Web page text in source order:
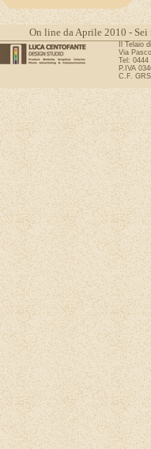
On line da Aprile 2010 -
Il Telaio
Via
Tel: 0444
P.IVA
C.F.